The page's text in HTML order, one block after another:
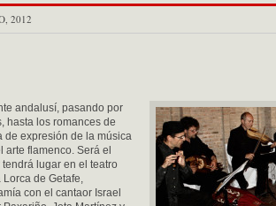
2012
andalusí, pasando por
hasta los romances de
de expresión de la música
flamenco. Será el
lugar en el teatro
de Getafe,
con el cantaor Israel